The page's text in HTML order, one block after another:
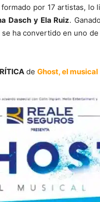
por 17 artistas, lo
Dasch y Ela Ruiz.
ha convertido en uno
de Ghost, el musical